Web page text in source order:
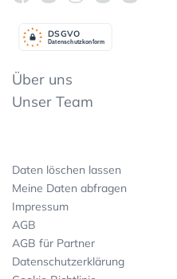
Datenschutzkonform
DSGVO
Über uns
Unser Team
Daten löschen lassen
Meine Daten abfragen
Impressum
AGB
AGB für Partner
Datenschutzerklärung